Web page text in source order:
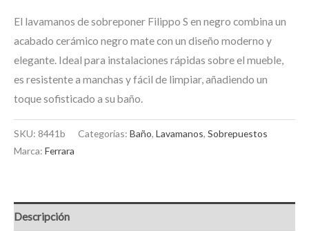
El lavamanos de sobreponer Filippo S en negro combina un
acabado cerámico negro mate con un diseño moderno y
elegante. Ideal para instalaciones rápidas sobre el mueble,
es resistente a manchas y fácil de limpiar, añadiendo un
toque sofisticado a su baño.
SKU: 8441b Categorías: Baño, Lavamanos, Sobrepuestos
Marca: Ferrara
Descripción